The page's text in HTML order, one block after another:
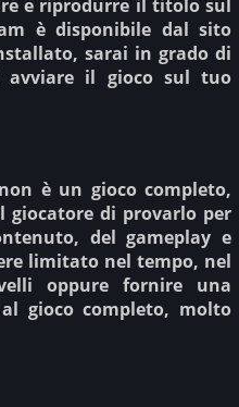
e riprodurre il titolo sul
è disponibile dal sito
sarai in grado di
avviare il gioco sul tuo
è un gioco completo,
di provarlo per
del gameplay e
limitato nel tempo, nel
oppure fornire una
gioco completo, molto